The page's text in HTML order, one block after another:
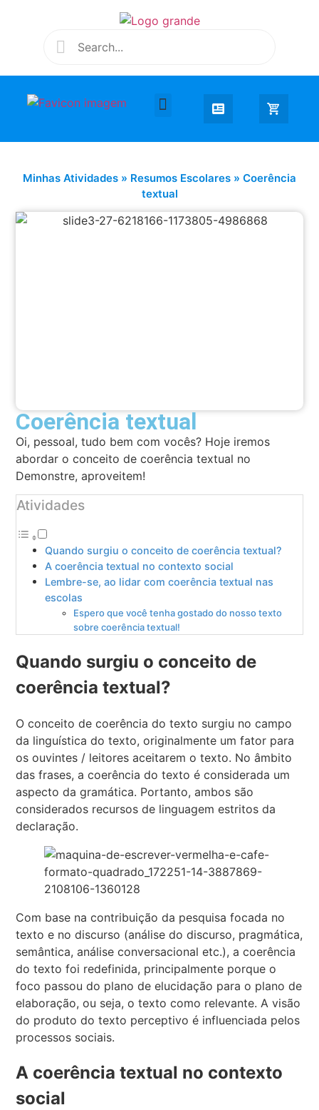
Minhas Atividades » Resumos Escolares » Coerência
textual
Coerência textual
Oi, pessoal, tudo bem com vocês? Hoje iremos
abordar o conceito de coerência textual no
Demonstre, aproveitem!
Atividades
Quando surgiu o conceito de coerência textual?
A coerência textual no contexto social
Lembre-se, ao lidar com coerência textual nas
escolas
Espero que você tenha gostado do nosso texto
sobre coerência textual!
Quando surgiu o conceito de
coerência textual?
O conceito de coerência do texto surgiu no campo
da linguística do texto, originalmente um fator para
os ouvintes / leitores aceitarem o texto. No âmbito
das frases, a coerência do texto é considerada um
aspecto da gramática. Portanto, ambos são
considerados recursos de linguagem estritos da
declaração.
Com base na contribuição da pesquisa focada no
texto e no discurso (análise do discurso, pragmática,
semântica, análise conversacional etc.), a coerência
do texto foi redefinida, principalmente porque o
foco passou do plano de elucidação para o plano de
elaboração, ou seja, o texto como relevante. A visão
do produto do texto perceptivo é influenciada pelos
processos sociais.
A coerência textual no contexto
social